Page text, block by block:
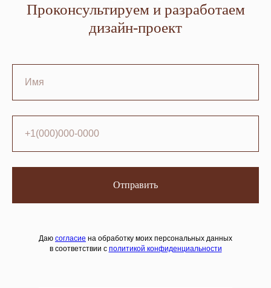
Проконсультируем и разработаем
дизайн-проект
Отправить
Даю согласие на обработку моих персональных данных
в соответствии с политикой конфиденциальности